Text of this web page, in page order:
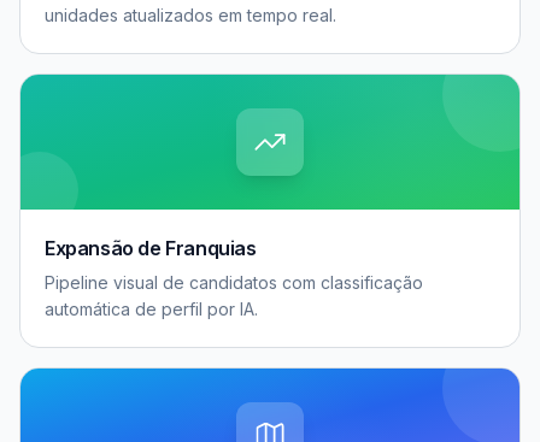
unidades atualizados em tempo real.
Expansão de Franquias
Pipeline visual de candidatos com classificação
automática de perfil por IA.